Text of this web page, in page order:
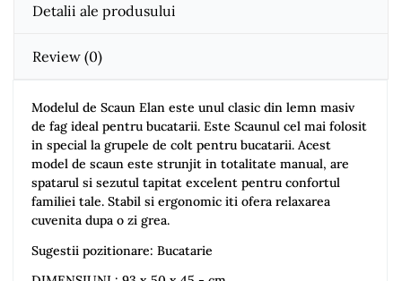
Detalii ale produsului
Review (0)
Modelul de Scaun Elan este unul clasic din lemn masiv
de fag ideal pentru bucatarii. Este Scaunul cel mai folosit
in special la grupele de colt pentru bucatarii. Acest
model de scaun este strunjit in totalitate manual, are
spatarul si sezutul tapitat excelent pentru confortul
familiei tale. Stabil si ergonomic iti ofera relaxarea
cuvenita dupa o zi grea.
Sugestii pozitionare: Bucatarie